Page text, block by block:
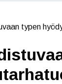
typen